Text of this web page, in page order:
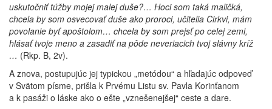
uskutočniť túžby mojej malej duše?… Hoci som taká maličká,
chcela by som osvecovať duše ako proroci, učitelia Cirkvi, mám
povolanie byť apoštolom… chcela by som prejsť po celej zemi,
hlásať tvoje meno a zasadiť na pôde neveriacich tvoj slávny kríž
… (Rkp. B, 2v).
A znova, postupujúc jej typickou „metódou“ a hľadajúc odpoveď
v Svätom písme, prišla k Prvému Listu sv. Pavla Korinťanom
a k pasáži o láske ako o ešte „vznešenejšej“ ceste a dare.